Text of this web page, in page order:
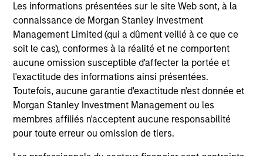
Les informations présentées sur le site Web sont, à la
connaissance de Morgan Stanley Investment
Management Limited (qui a dûment veillé à ce que ce
soit le cas), conformes à la réalité et ne comportent
aucune omission susceptible d'affecter la portée et
l'exactitude des informations ainsi présentées.
Toutefois, aucune garantie d'exactitude n'est donnée et
Morgan Stanley Investment Management ou les
membres affiliés n'acceptent aucune responsabilité
pour toute erreur ou omission de tiers.
Strategies to meet a range of investor
cash-management needs – from liquidity
and money markets to ultra-short funds and
customized solutions.